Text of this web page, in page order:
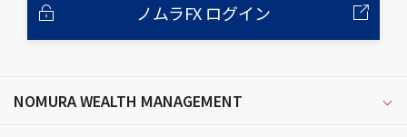
ノムラFX ログイン
NOMURA WEALTH MANAGEMENT